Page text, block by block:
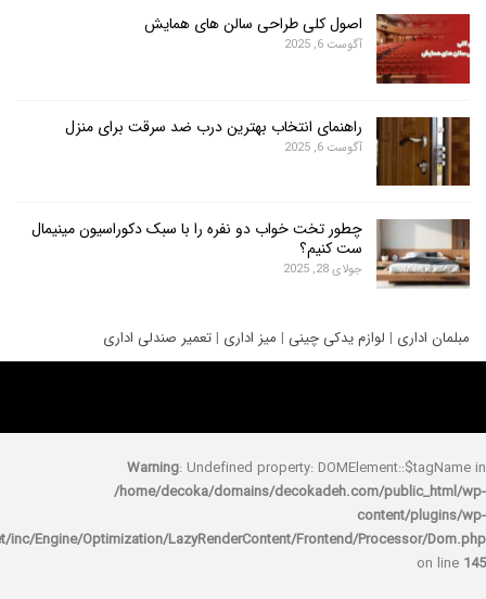
اصول کلی طراحی سالن های همایش
آگوست 6, 2025
راهنمای انتخاب بهترین درب ضد سرقت برای منزل
آگوست 6, 2025
چطور تخت خواب دو نفره را با سبک دکوراسیون مینیمال
ست کنیم؟
جولای 28, 2025
|لوازم یدکی چینی|میز اداری| تعمیر صندلی اداری
Warning: Undefined property:
/home/decoka/domains/decokadeh.com/
rocket/inc/Engine/Optimization/LazyRenderContent/Frontend/